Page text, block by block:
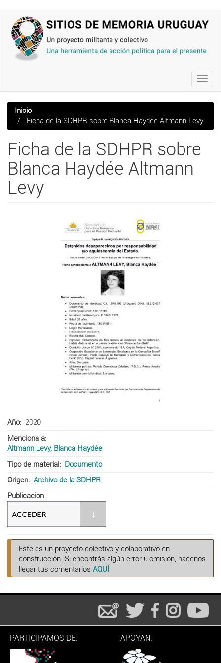
contenido
principal
Inicio
Ficha de la SDHPR sobre Blanca Haydée Altmann Levy
Ficha de la SDHPR sobre
Blanca Haydée Altmann
Levy
Año
2020
Menciona a
Altmann Levy, Blanca Haydée
Tipo de material
Documento
Origen
Archivo de la SDHPR
Publicacion
Este es un proyecto colectivo y colaborativo en
construcción. Si encontrás algún error u omisión, hacenos
llegar tus comentarios AQUÍ
PARTICIPAMOS DE: APOYAN: